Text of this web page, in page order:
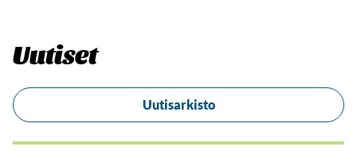
Uutiset
Uutisarkisto